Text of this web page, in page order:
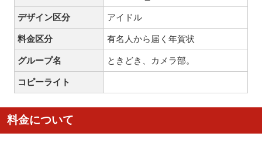
デザイン区分 アイドル
料金区分 有名人から届く年賀状
グループ名 ときどき、カメラ部。
コピーライト
料金について